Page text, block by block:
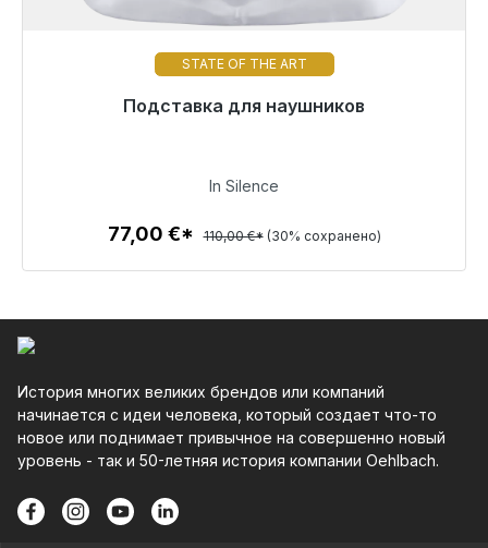
STATE OF THE ART
Подставка для наушников
Готовы к немедленной отправке, срок поставки
77,00 €
Детали
In Silence
77,00 €* 110,00 €* (30% сохранено)
История многих великих брендов или компаний
начинается с идеи человека, который создает что-то
новое или поднимает привычное на совершенно новый
уровень - так и 50-летняя история компании Oehlbach.